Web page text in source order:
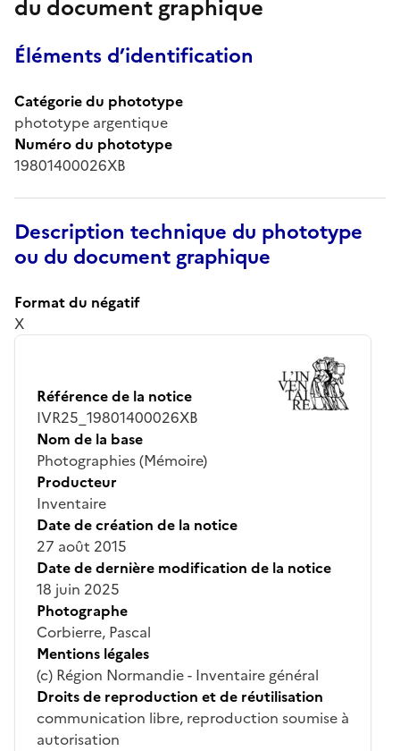
du document graphique
Éléments d’identification
Catégorie du phototype
phototype argentique
Numéro du phototype
19801400026XB
Description technique du phototype
ou du document graphique
Format du négatif
X
Référence de la notice
IVR25_19801400026XB
Nom de la base
Photographies (Mémoire)
Producteur
Inventaire
Date de création de la notice
27 août 2015
Date de dernière modification de la notice
18 juin 2025
Photographe
Corbierre, Pascal
Mentions légales
(c) Région Normandie - Inventaire général
Droits de reproduction et de réutilisation
communication libre, reproduction soumise à
autorisation